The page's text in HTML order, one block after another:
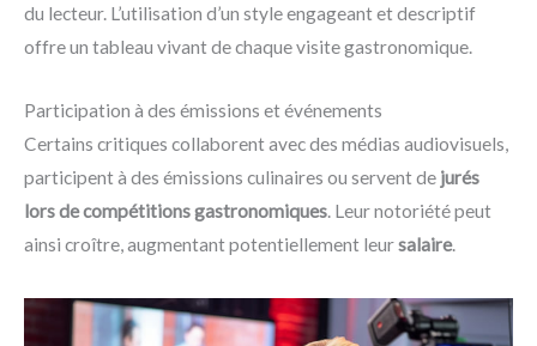
du lecteur. L’utilisation d’un style engageant et descriptif
offre un tableau vivant de chaque visite gastronomique.
Participation à des émissions et événements
Certains critiques collaborent avec des médias audiovisuels,
participent à des émissions culinaires ou servent de jurés
lors de compétitions gastronomiques. Leur notoriété peut
ainsi croître, augmentant potentiellement leursalaire.